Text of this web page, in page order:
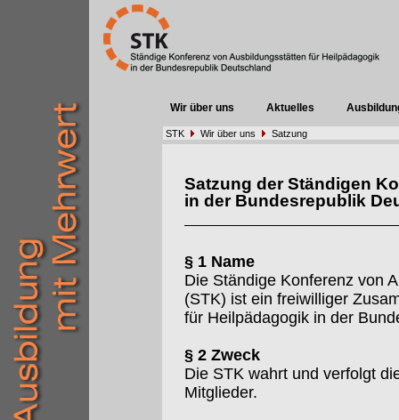
Wir über uns Aktuelles
STK Wir über uns Satzung
Satzung der Ständigen
in der Bundesrepublik
§ 1 Name
Die Ständige Konferenz von
(STK) ist ein freiwilliger
für Heilpädagogik in der
§ 2 Zweck
Die STK wahrt und verfolgt
Mitglieder.